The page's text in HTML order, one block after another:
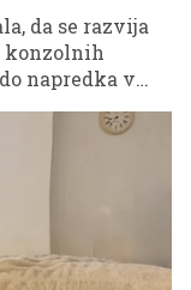
da se razvija
konzolnih
napredka v
za prihodnost